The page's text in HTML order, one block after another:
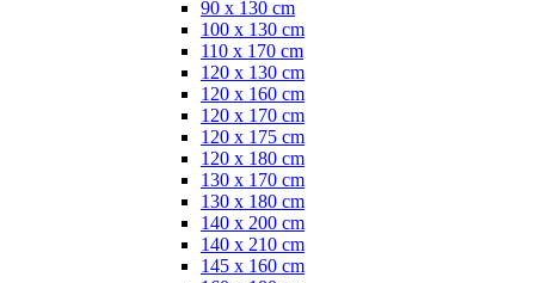
90 x 130 cm
100 x 130 cm
110 x 170 cm
120 x 130 cm
120 x 160 cm
120 x 170 cm
120 x 175 cm
120 x 180 cm
130 x 170 cm
130 x 180 cm
140 x 200 cm
140 x 210 cm
145 x 160 cm